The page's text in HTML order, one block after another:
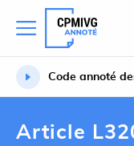
Code annoté
Article